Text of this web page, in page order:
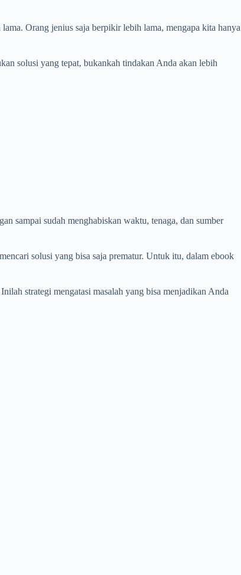
Orang jenius saja berpikir lebih lama, mengapa kita hanya
solusi yang tepat, bukankah tindakan Anda akan lebih
sampai sudah menghabiskan waktu, tenaga, dan sumber
solusi yang bisa saja prematur. Untuk itu, dalam ebook
strategi mengatasi masalah yang bisa menjadikan Anda